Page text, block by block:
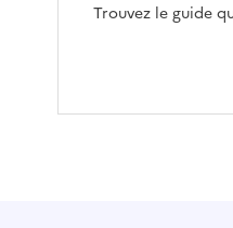
Trouvez le guide